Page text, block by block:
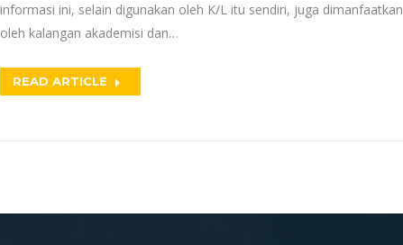
informasi ini, selain digunakan oleh K/L itu sendiri, juga dimanfaatkan
oleh kalangan akademisi dan…
READ ARTICLE